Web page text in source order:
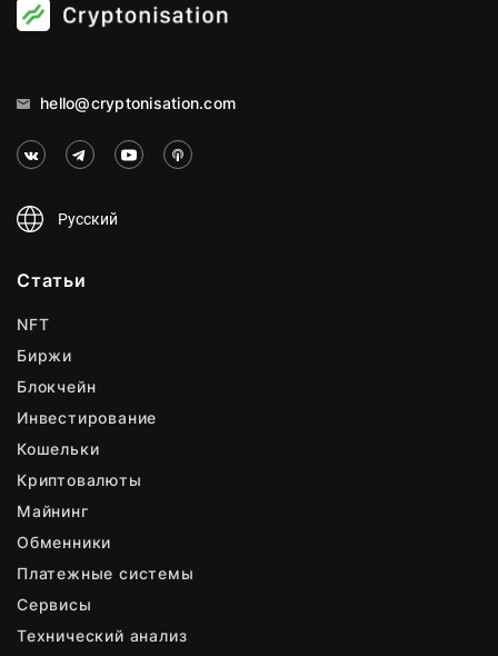
hello@cryptonisation.com
Русский
Статьи
NFT
Биржи
Блокчейн
Инвестирование
Кошельки
Криптовалюты
Майнинг
Обменники
Платежные системы
Сервисы
Технический анализ